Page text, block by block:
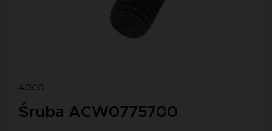
AGCO
Śruba ACW0775700